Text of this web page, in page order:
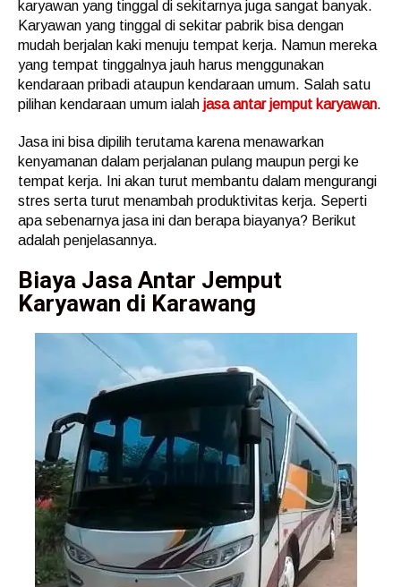
karyawan yang tinggal di sekitarnya juga sangat banyak.
Karyawan yang tinggal di sekitar pabrik bisa dengan
mudah berjalan kaki menuju tempat kerja. Namun mereka
yang tempat tinggalnya jauh harus menggunakan
kendaraan pribadi ataupun kendaraan umum. Salah satu
pilihan kendaraan umum ialah jasa antar jemput karyawan.
Jasa ini bisa dipilih terutama karena menawarkan
kenyamanan dalam perjalanan pulang maupun pergi ke
tempat kerja. Ini akan turut membantu dalam mengurangi
stres serta turut menambah produktivitas kerja. Seperti
apa sebenarnya jasa ini dan berapa biayanya? Berikut
adalah penjelasannya.
Biaya Jasa Antar Jemput
Karyawan di Karawang